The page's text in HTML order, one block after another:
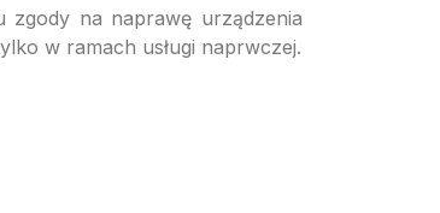
na naprawę urządzenia
w ramach usługi naprwczej.